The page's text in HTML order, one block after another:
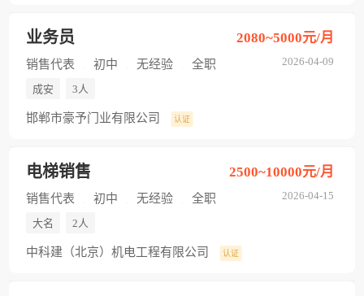
业务员
2026-04-09
2080~5000元/月
销售代表 初中 无经验 全职
成安 3人
邯郸市豪予门业有限公司 认证
电梯销售
2026-04-15
2500~10000元/月
销售代表 初中 无经验 全职
大名 2人
中科建（北京）机电工程有限公司 认证